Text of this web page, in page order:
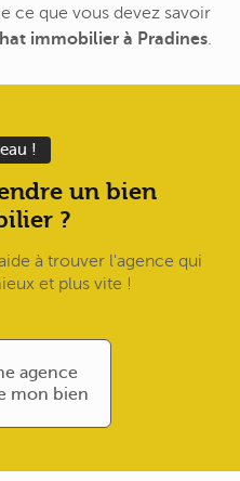
ce que vous devez savoir
immobilier à Pradines.
!
un bien
?
à trouver l'agence qui
et plus vite !
agence
mon bien